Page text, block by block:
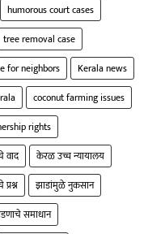
humorous court cases
tree removal case
for neighbors
Kerala news
coconut farming issues
rights
वाद
केरळ उच्च न्यायालय
झाडांमुळे नुकसान
समाधान